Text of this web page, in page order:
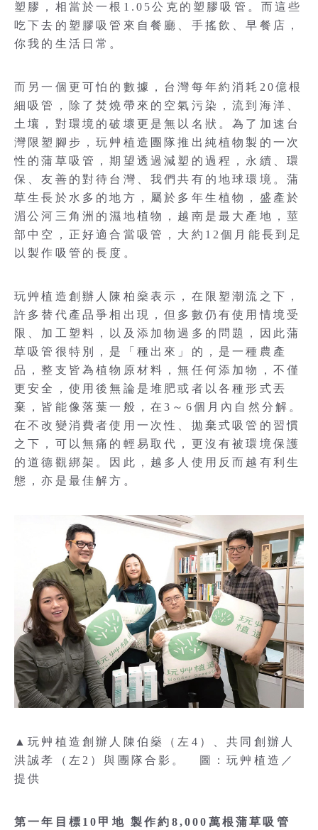
塑膠，相當於一根1.05公克的塑膠吸管。而這些
吃下去的塑膠吸管來自餐廳、手搖飲、早餐店，
你我的生活日常。
而另一個更可怕的數據，台灣每年約消耗20億根
細吸管，除了焚燒帶來的空氣污染，流到海洋、
土壤，對環境的破壞更是無以名狀。為了加速台
灣限塑腳步，玩艸植造團隊推出純植物製的一次
性的蒲草吸管，期望透過減塑的過程，永續、環
保、友善的對待台灣、我們共有的地球環境。蒲
草生長於水多的地方，屬於多年生植物，盛產於
湄公河三角洲的濕地植物，越南是最大產地，莖
部中空，正好適合當吸管，大約12個月能長到足
以製作吸管的長度。
玩艸植造創辦人陳柏燊表示，在限塑潮流之下，
許多替代產品爭相出現，但多數仍有使用情境受
限、加工塑料，以及添加物過多的問題，因此蒲
草吸管很特別，是「種出來」的，是一種農產
品，整支皆為植物原材料，無任何添加物，不僅
更安全，使用後無論是堆肥或者以各種形式丟
棄，皆能像落葉一般，在3～6個月內自然分解。
在不改變消費者使用一次性、拋棄式吸管的習慣
之下，可以無痛的輕易取代，更沒有被環境保護
的道德觀綁架。因此，越多人使用反而越有利生
態，亦是最佳解方。
▲玩艸植造創辦人陳伯燊（左4）、共同創辦人
洪誠孝（左2）與團隊合影。 圖：玩艸植造／
提供
第一年目標10甲地 製作約8,000萬根蒲草吸管